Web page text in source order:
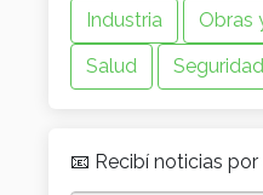
Industria
Obras
Salud
Seguridad
📧 Recibí noticias